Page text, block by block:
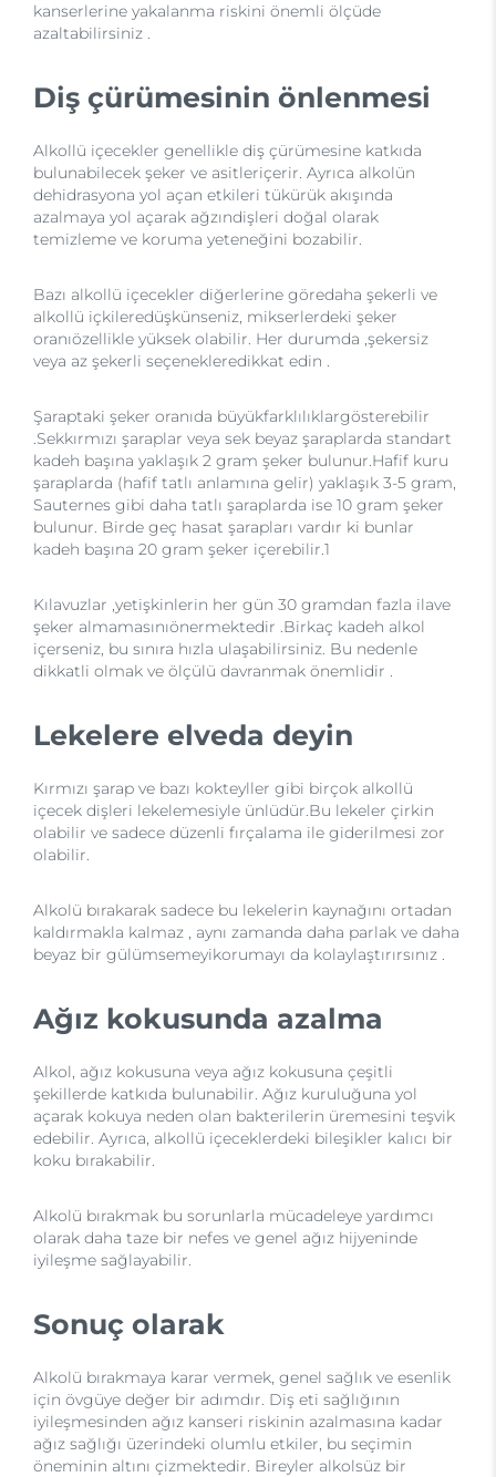
kanserlerine yakalanma riskini önemli ölçüde
azaltabilirsiniz .
Diş çürümesinin önlenmesi
Alkollü içecekler genellikle diş çürümesine katkıda
bulunabilecek şeker ve asitleriçerir. Ayrıca alkolün
dehidrasyona yol açan etkileri tükürük akışında
azalmaya yol açarak ağzındişleri doğal olarak
temizleme ve koruma yeteneğini bozabilir.
Bazı alkollü içecekler diğerlerine göredaha şekerli ve
alkollü içkileredüşkünseniz, mikserlerdeki şeker
oranıözellikle yüksek olabilir. Her durumda ,şekersiz
veya az şekerli seçenekleredikkat edin .
Şaraptaki şeker oranıda büyükfarklılıklargösterebilir
.Sekkırmızı şaraplar veya sek beyaz şaraplarda standart
kadeh başına yaklaşık 2 gram şeker bulunur.Hafif kuru
şaraplarda (hafif tatlı anlamına gelir) yaklaşık 3-5 gram,
Sauternes gibi daha tatlı şaraplarda ise 10 gram şeker
bulunur. Birde geç hasat şarapları vardır ki bunlar
kadeh başına 20 gram şeker içerebilir.1
Kılavuzlar ,yetişkinlerin her gün 30 gramdan fazla ilave
şeker almamasınıönermektedir .Birkaç kadeh alkol
içerseniz, bu sınıra hızla ulaşabilirsiniz. Bu nedenle
dikkatli olmak ve ölçülü davranmak önemlidir .
Lekelere elveda deyin
Kırmızı şarap ve bazı kokteyller gibi birçok alkollü
içecek dişleri lekelemesiyle ünlüdür.Bu lekeler çirkin
olabilir ve sadece düzenli fırçalama ile giderilmesi zor
olabilir.
Alkolü bırakarak sadece bu lekelerin kaynağını ortadan
kaldırmakla kalmaz , aynı zamanda daha parlak ve daha
beyaz bir gülümsemeyikorumayı da kolaylaştırırsınız .
Ağız kokusunda azalma
Alkol, ağız kokusuna veya ağız kokusuna çeşitli
şekillerde katkıda bulunabilir. Ağız kuruluğuna yol
açarak kokuya neden olan bakterilerin üremesini teşvik
edebilir. Ayrıca, alkollü içeceklerdeki bileşikler kalıcı bir
koku bırakabilir.
Alkolü bırakmak bu sorunlarla mücadeleye yardımcı
olarak daha taze bir nefes ve genel ağız hijyeninde
iyileşme sağlayabilir.
Sonuç olarak
Alkolü bırakmaya karar vermek, genel sağlık ve esenlik
için övgüye değer bir adımdır. Diş eti sağlığının
iyileşmesinden ağız kanseri riskinin azalmasına kadar
ağız sağlığı üzerindeki olumlu etkiler, bu seçimin
öneminin altını çizmektedir. Bireyler alkolsüz bir